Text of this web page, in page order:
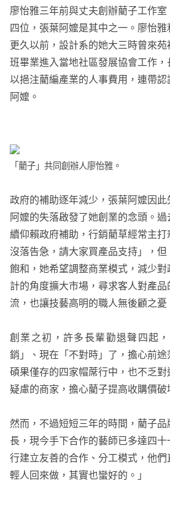
廖怡雅三年前與丈夫創辦藺子工作
四位，張葉阿嬤是其中之一。廖怡雅
更久以前，設計系的她大三時曾來苑
班畢業進入當地社區發展協會工作
以挹注藺編產業的人事費用，連帶
阿嬤。
「藺子」共同創辦人廖怡雅。
政府的補助逐年減少，張葉阿嬤因
阿嬤的失落啟發了她創業的念頭。
續仰賴政府補助，行銷藺草經常主
沒落告急，請大家買產品支持」，
飽和，她希望調整商業模式，減少
計的角度擴大市場，尋求客人對產
流，也讓技藝高明的職人無後顧之憂
創業之初，許多長輩勸退聲四起
銷」、現在「不對時」了，擔心前
碩果僅存的四家帽蓆行中，也不乏
疑慮的商家，擔心藺子提高收購價破
然而，不過短短三年的時間，藺子
長，現今手下合作的藝師已多達四
行建立友善的合作、分工模式，他
輕人回來做，其實也蠻好的。」